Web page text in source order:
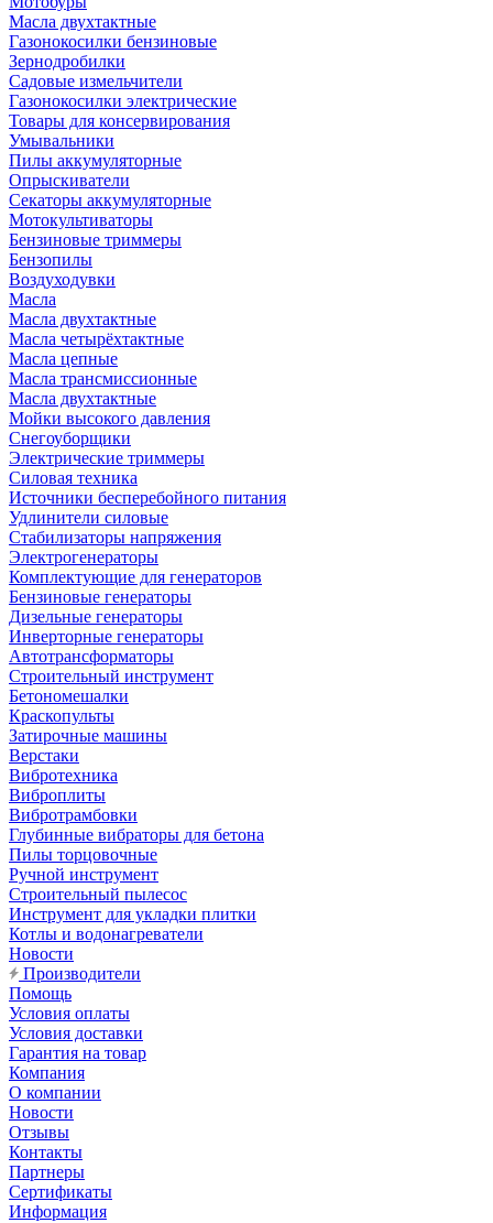
Масла двухтактные
Газонокосилки бензиновые
Зернодробилки
Садовые измельчители
Газонокосилки электрические
Товары для консервирования
Умывальники
Пилы аккумуляторные
Опрыскиватели
Секаторы аккумуляторные
Мотокультиваторы
Бензиновые триммеры
Бензопилы
Воздуходувки
Масла
Масла двухтактные
Масла четырёхтактные
Масла цепные
Масла трансмиссионные
Масла двухтактные
Мойки высокого давления
Снегоуборщики
Электрические триммеры
Силовая техника
Источники бесперебойного питания
Удлинители силовые
Стабилизаторы напряжения
Электрогенераторы
Комплектующие для генераторов
Бензиновые генераторы
Дизельные генераторы
Инверторные генераторы
Автотрансформаторы
Строительный инструмент
Бетономешалки
Краскопульты
Затирочные машины
Верстаки
Вибротехника
Виброплиты
Вибротрамбовки
Глубинные вибраторы для бетона
Пилы торцовочные
Ручной инструмент
Строительный пылесос
Инструмент для укладки плитки
Котлы и водонагреватели
Новости
Производители
Помощь
Условия оплаты
Условия доставки
Гарантия на товар
Компания
О компании
Новости
Отзывы
Контакты
Партнеры
Сертификаты
Информация